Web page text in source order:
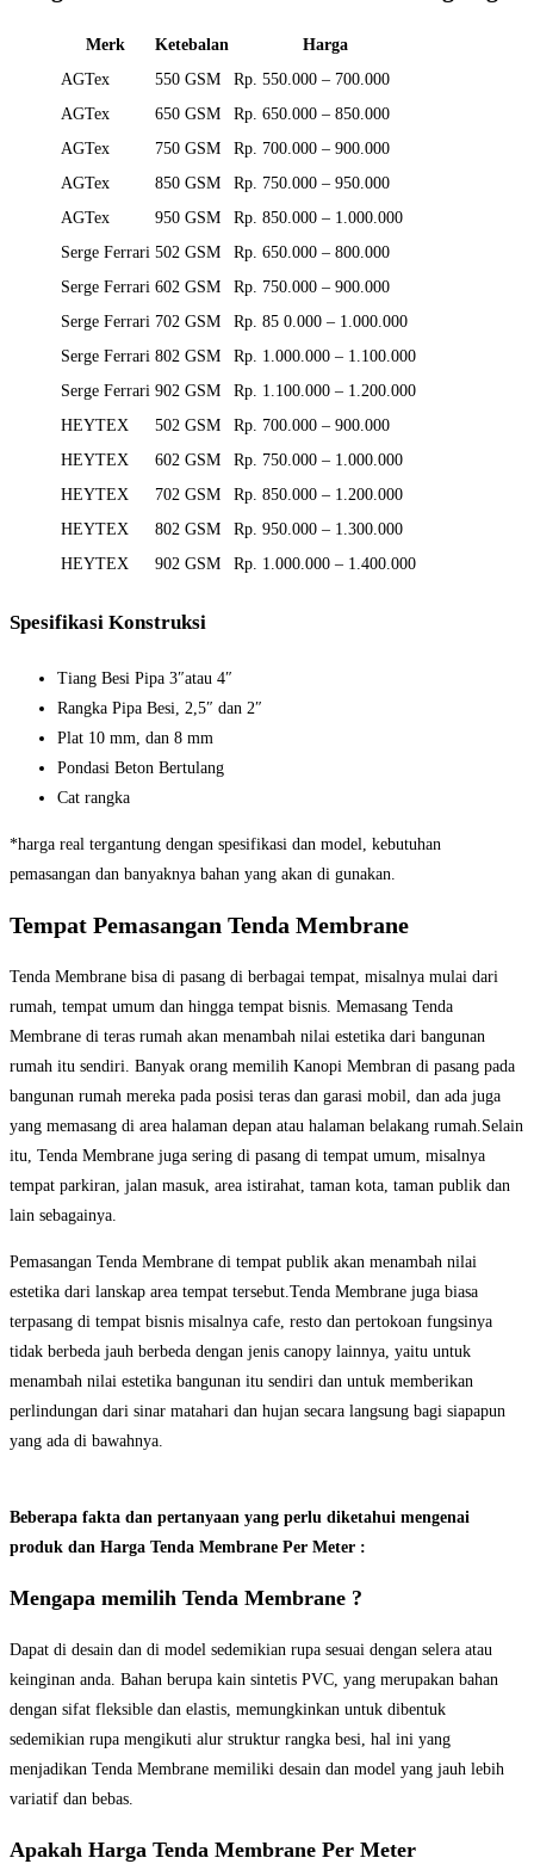
Merk Ketebalan
Harga
AGTex
550 GSM
Rp. 550.000 – 700.000
AGTex
650 GSM
Rp. 650.000 – 850.000
AGTex
750 GSM
Rp. 700.000 – 900.000
AGTex
850 GSM
Rp. 750.000 – 950.000
AGTex
950 GSM
Rp. 850.000 – 1.000.000
Serge Ferrari 502 GSM
Rp. 650.000 – 800.000
Serge Ferrari 602 GSM
Rp. 750.000 – 900.000
Serge Ferrari 702 GSM
Rp. 85 0.000 – 1.000.000
Serge Ferrari 802 GSM
Rp. 1.000.000 – 1.100.000
Serge Ferrari 902 GSM
Rp. 1.100.000 – 1.200.000
HEYTEX
502 GSM
Rp. 700.000 – 900.000
HEYTEX
602 GSM
Rp. 750.000 – 1.000.000
HEYTEX
702 GSM
Rp. 850.000 – 1.200.000
HEYTEX
802 GSM
Rp. 950.000 – 1.300.000
HEYTEX
902 GSM Rp. 1.000.000 – 1.400.000
Spesifikasi Konstruksi
Tiang Besi Pipa 3″atau 4″
Rangka Pipa Besi, 2,5″ dan 2″
Plat 10 mm, dan 8 mm
Pondasi Beton Bertulang
Cat rangka
*harga real tergantung dengan spesifikasi dan model, kebutuhan
pemasangan dan banyaknya bahan yang akan di gunakan.
Tempat Pemasangan Tenda Membrane
Tenda Membrane bisa di pasang di berbagai tempat, misalnya mulai dari
rumah, tempat umum dan hingga tempat bisnis. Memasang Tenda
Membrane di teras rumah akan menambah nilai estetika dari bangunan
rumah itu sendiri. Banyak orang memilih Kanopi Membran di pasang pada
bangunan rumah mereka pada posisi teras dan garasi mobil, dan ada juga
yang memasang di area halaman depan atau halaman belakang rumah.Selain
itu, Tenda Membrane juga sering di pasang di tempat umum, misalnya
tempat parkiran, jalan masuk, area istirahat, taman kota, taman publik dan
lain sebagainya.
Pemasangan Tenda Membrane di tempat publik akan menambah nilai
estetika dari lanskap area tempat tersebut.Tenda Membrane juga biasa
terpasang di tempat bisnis misalnya cafe, resto dan pertokoan fungsinya
tidak berbeda jauh berbeda dengan jenis canopy lainnya, yaitu untuk
menambah nilai estetika bangunan itu sendiri dan untuk memberikan
perlindungan dari sinar matahari dan hujan secara langsung bagi siapapun
yang ada di bawahnya.
Beberapa fakta dan pertanyaan yang perlu diketahui mengenai
produk dan Harga Tenda Membrane Per Meter :
Mengapa memilih Tenda Membrane ?
Dapat di desain dan di model sedemikian rupa sesuai dengan selera atau
keinginan anda. Bahan berupa kain sintetis PVC, yang merupakan bahan
dengan sifat fleksible dan elastis, memungkinkan untuk dibentuk
sedemikian rupa mengikuti alur struktur rangka besi, hal ini yang
menjadikan Tenda Membrane memiliki desain dan model yang jauh lebih
variatif dan bebas.
Apakah Harga Tenda Membrane Per Meter